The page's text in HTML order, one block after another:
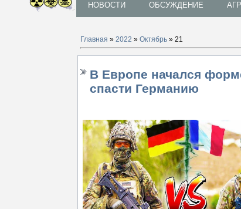
НОВОСТИ ОБСУЖДЕНИЕ
Главная » 2022 » Октябрь » 21
В Европе начался
спасти Германию